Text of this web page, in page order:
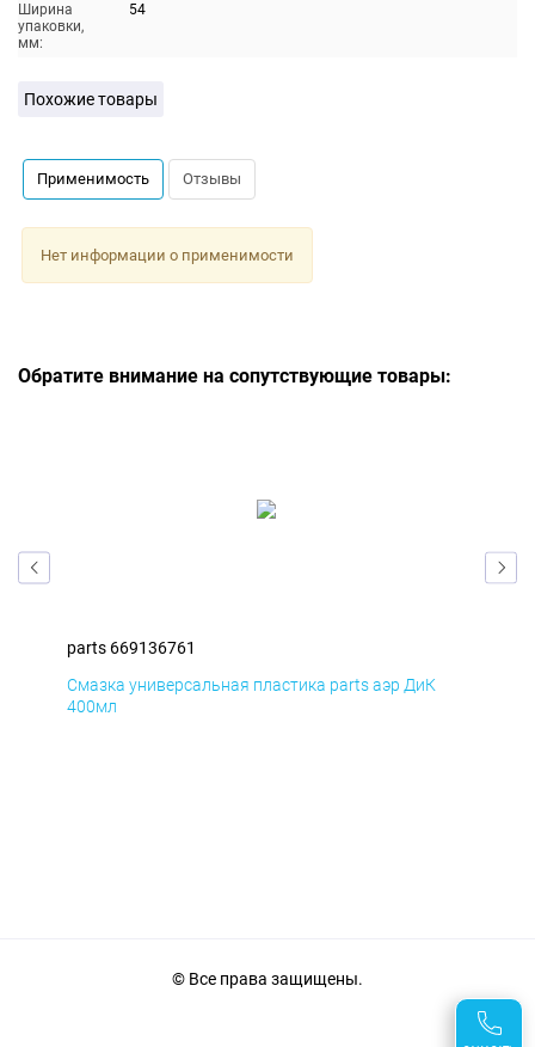
Ширина
упаковки,
мм:
54
Похожие товары
Применимость Отзывы
Нет информации о применимости
Обратите внимание на сопутствующие товары:
parts 669136761
Смазка универсальная пластика parts аэр ДиК
400мл
© Все права защищены.